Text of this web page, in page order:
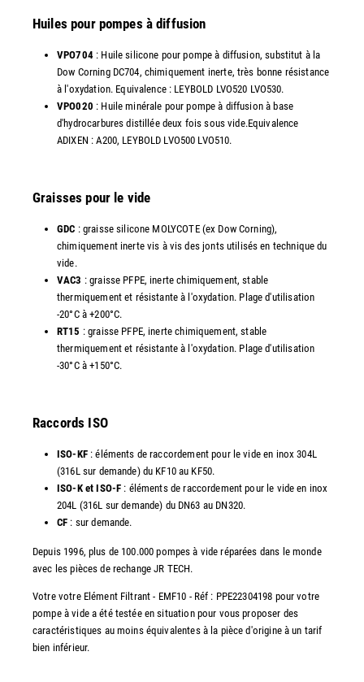
Huiles pour pompes à diffusion
VPO704: Huile silicone pour pompe à diffusion, substitut à la
Dow Corning DC704, chimiquement inerte, très bonne résistance
à l'oxydation. Equivalence : LEYBOLD LVO520 LVO530.
VPO020 : Huile minérale pour pompe à diffusion à base
d'hydrocarbures distillée deux fois sous vide.Equivalence
ADIXEN : A200, LEYBOLD LVO500 LVO510.
Graisses pour le vide
GDC : graisse silicone MOLYCOTE (ex Dow Corning),
chimiquement inerte vis à vis des jonts utilisés en technique du
vide.
VAC3 : graisse PFPE, inerte chimiquement, stable
thermiquement et résistante à l'oxydation. Plage d'utilisation
-20°C à +200°C.
RT15 : graisse PFPE, inerte chimiquement, stable
thermiquement et résistante à l'oxydation. Plage d'utilisation
-30°C à +150°C.
Raccords ISO
ISO-KF: éléments de raccordement pour le vide en inox 304L
(316L sur demande) du KF10 au KF50.
ISO-K et ISO-F : éléments de raccordement pour le vide en inox
204L (316L sur demande) du DN63 au DN320.
CF : sur demande.
Depuis 1996, plus de 100.000 pompes à vide réparées dans le monde
avec les pièces de rechange JR TECH.
Votre votre Elément Filtrant - EMF10 - Réf : PPE22304198 pour votre
pompe à vide a été testée en situation pour vous proposer des
caractéristiques au moins équivalentes à la pièce d'origine à un tarif
bien inférieur.